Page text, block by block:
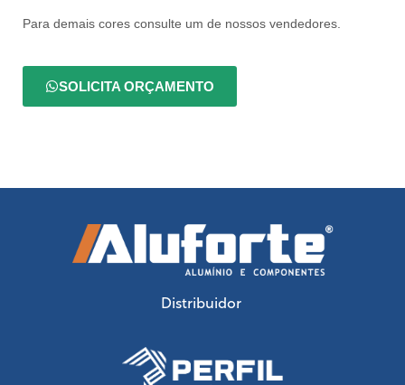
Para demais cores consulte um de nossos vendedores.
SOLICITA ORÇAMENTO
Distribuidor